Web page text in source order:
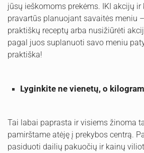
jūsų ieškomoms prekėms. IKI akcijų
pravartūs planuojant savaitės meniu
praktiškų receptų arba nusižiūrėti
pagal juos suplanuoti savo meniu
praktiška!
Lyginkite ne vienetų, o
Tai labai paprasta ir visiems žinoma
pamirštame atėję į prekybos centrą.
pasiduoti dailių pakuočių ir kainų